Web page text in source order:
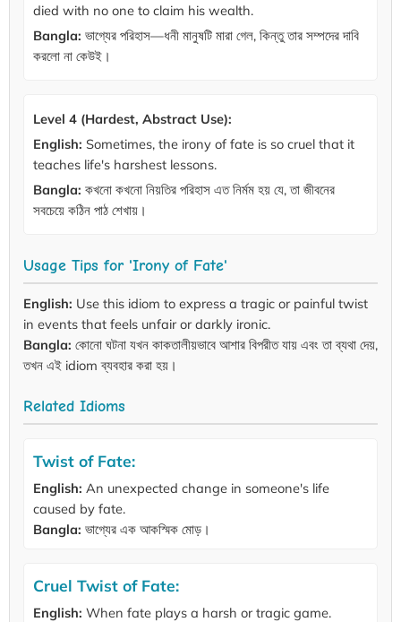
died with no one to claim his wealth.
Bangla: ভাগ্যের পরিহাস—ধনী মানুষটি মারা গেল, কিন্তু তার সম্পদের দাবি
করলো না কেউই।
Level 4 (Hardest, Abstract Use):
English: Sometimes, the irony of fate is so cruel that it
teaches life's harshest lessons.
Bangla: কখনো কখনো নিয়তির পরিহাস এত নির্মম হয় যে, তা জীবনের
সবচেয়ে কঠিন পাঠ শেখায়।
Usage Tips for 'Irony of Fate'
English: Use this idiom to express a tragic or painful twist
in events that feels unfair or darkly ironic.
Bangla: কোনো ঘটনা যখন কাকতালীয়ভাবে আশার বিপরীত যায় এবং তা ব্যথা দেয়,
তখন এই idiom ব্যবহার করা হয়।
Related Idioms
Twist of Fate:
English: An unexpected change in someone's life
caused by fate.
Bangla: ভাগ্যের এক আকস্মিক মোড়।
Cruel Twist of Fate:
English: When fate plays a harsh or tragic game.